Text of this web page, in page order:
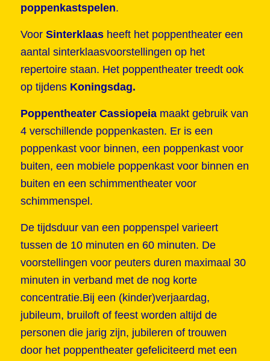
poppenkastspelen.
Voor Sinterklaasheeft het poppentheater een
aantal sinterklaasvoorstellingen op het
repertoire staan. Het poppentheater treedt ook
op tijdens Koningsdag.
Poppentheater Cassiopeia maakt gebruik van
4 verschillende poppenkasten. Er is een
poppenkast voor binnen, een poppenkast voor
buiten, een mobiele poppenkast voor binnen en
buiten en een schimmentheater voor
schimmenspel.
De tijdsduur van een poppenspel varieert
tussen de 10 minuten en 60 minuten. De
voorstellingen voor peuters duren maximaal 30
minuten in verband met de nog korte
concentratie.Bij een (kinder)verjaardag,
jubileum, bruiloft of feest worden altijd de
personen die jarig zijn, jubileren of trouwen
door het poppentheater gefeliciteerd met een